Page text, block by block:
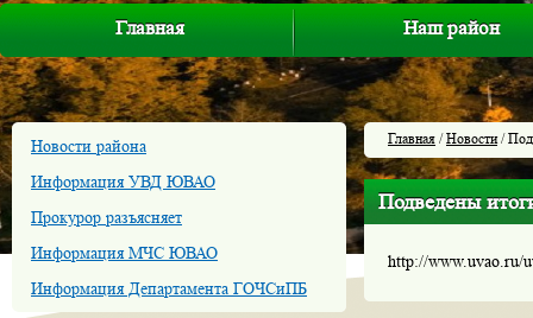
Главная Наш район
Новости района
Информация УВД ЮВАО
Прокурор разъясняет
Информация МЧС ЮВАО
Информация Департамента ГОЧСиПБ
Главная /Новости/
Подведены
http://www.uvao.ru/